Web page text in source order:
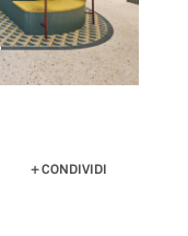
CONDIVIDI